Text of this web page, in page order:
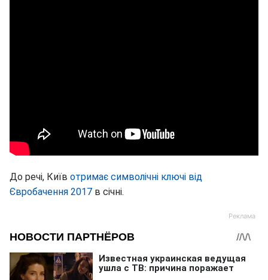
До речі, Київ отримає символічні ключі від
Євробачення 2017 в січні.